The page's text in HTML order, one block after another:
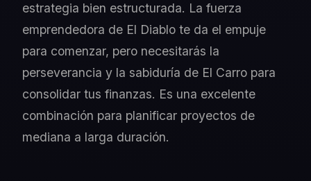
estrategia bien estructurada. La fuerza
emprendedora de El Diablo te da el empuje
para comenzar, pero necesitarás la
perseverancia y la sabiduría de El Carro para
consolidar tus finanzas. Es una excelente
combinación para planificar proyectos de
mediana a larga duración.